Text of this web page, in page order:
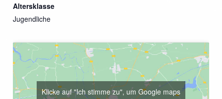
Altersklasse
Jugendliche
Klicke auf "Ich stimme zu", um Google maps